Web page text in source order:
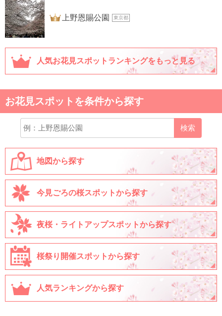
3位 上野恩賜公園 東京都
人気お花見スポットランキングをもっと見る
お花見スポットを条件から探す
検索
地図から探す
今見ごろの桜スポットから探す
夜桜・ライトアップスポットから探す
桜祭り開催スポットから探す
人気ランキングから探す